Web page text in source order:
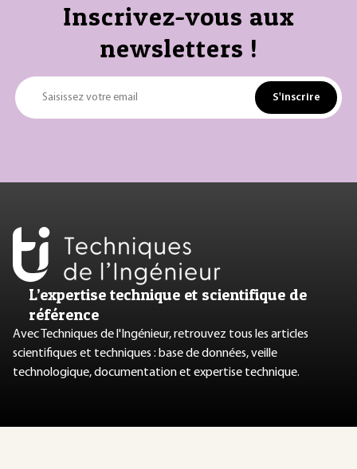
Inscrivez-vous aux
newsletters !
Saisissez votre email S'inscrire
L’expertise technique et scientifique de
référence
Avec Techniques de l'Ingénieur, retrouvez tous les articles
scientifiques et techniques : base de données, veille
technologique, documentation et expertise technique.